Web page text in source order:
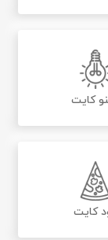
کایت
کایت